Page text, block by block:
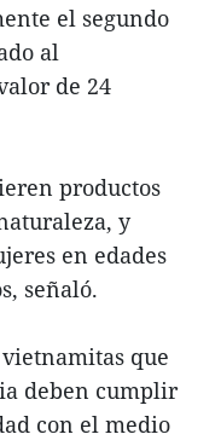
el segundo
al
de 24
productos
y
en edades
señaló.
que
deben cumplir
con el medio